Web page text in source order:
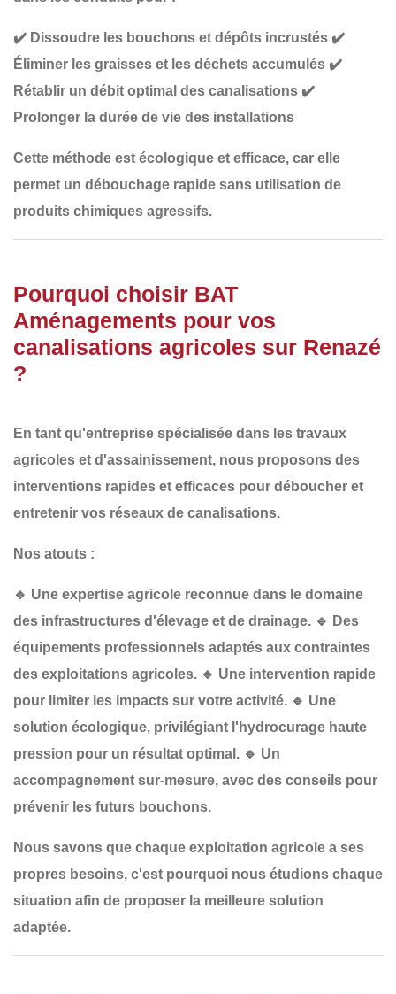
✔️ Dissoudre les bouchons et dépôts incrustés ✔️
Éliminer les graisses et les déchets accumulés ✔️
Rétablir un débit optimal des canalisations ✔️
Prolonger la durée de vie des installations
Cette méthode est écologique et efficace, car elle
permet un débouchage rapide sans utilisation de
produits chimiques agressifs.
Pourquoi choisir BAT
Aménagements pour vos
canalisations agricoles sur Renazé
?
En tant qu'entreprise spécialisée dans les travaux
agricoles et d'assainissement, nous proposons des
interventions rapides et efficaces pour déboucher et
entretenir vos réseaux de canalisations.
Nos atouts :
🔹 Une expertise agricole reconnue dans le domaine
des infrastructures d'élevage et de drainage. 🔹 Des
équipements professionnels adaptés aux contraintes
des exploitations agricoles. 🔹 Une intervention rapide
pour limiter les impacts sur votre activité. 🔹 Une
solution écologique, privilégiant l'hydrocurage haute
pression pour un résultat optimal. 🔹 Un
accompagnement sur-mesure, avec des conseils pour
prévenir les futurs bouchons.
Nous savons que chaque exploitation agricole a ses
propres besoins, c'est pourquoi nous étudions chaque
situation afin de proposer la meilleure solution
adaptée.